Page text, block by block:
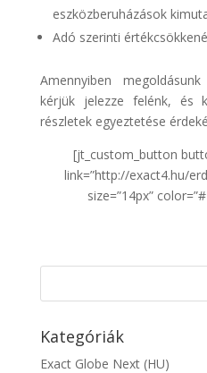
eszközberuházások
Adó szerinti
Amennyiben
kérjük jelezze felénk, és
részletek egyeztetése
[jt_custom_button
link=”http://exact4.hu/
size=”14px”
Kategóriák
Exact Globe Next (HU)